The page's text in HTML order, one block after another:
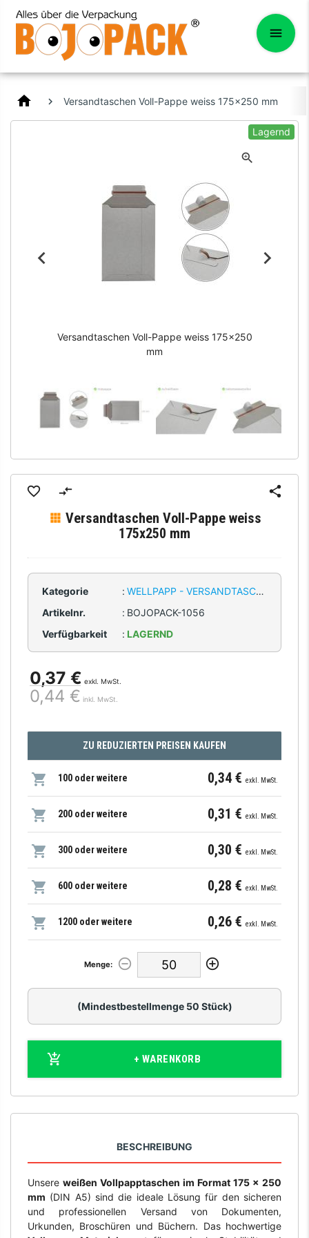
home Versandtaschen Voll-Pappe weiss 175x250 mm
Lagernd
Versandtaschen Voll-Pappe weiss 175x250
mm
Versandtaschen Voll-Pappe weiss
175x250 mm
Kategorie : WELLPAPP - VERSANDTASCHEN
Artikelnr.
: BOJOPACK-1056
Verfügbarkeit
: LAGERND
0,37 € exkl. MwSt.
0,44 € inkl. MwSt.
ZU REDUZIERTEN PREISEN KAUFEN
100 oder weitere 0,34 €exkl. MwSt.
200 oder weitere 0,31 €exkl. MwSt.
300 oder weitere 0,30 €exkl. MwSt.
600 oder weitere 0,28 €exkl. MwSt.
1200 oder weitere 0,26 €exkl. MwSt.
Menge:
(Mindestbestellmenge 50 Stück)
+ WARENKORB
BESCHREIBUNG
Unsere weißen Vollpapptaschen im Format 175 x 250
mm (DIN A5) sind die ideale Lösung für den sicheren
und professionellen Versand von Dokumenten,
Urkunden, Broschüren und Büchern. Das hochwertige